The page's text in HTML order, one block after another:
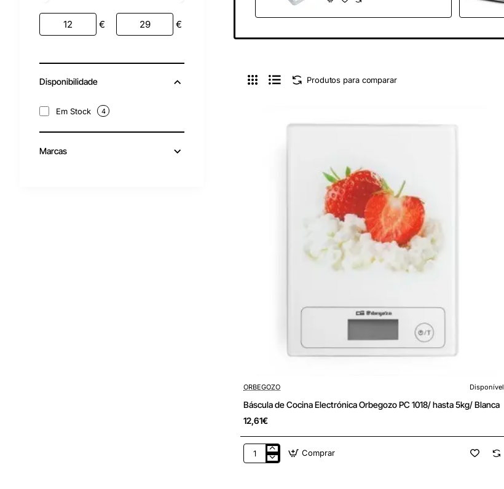
€ €
Disponibilidade
Em Stock 4
Marcas
Produtos para comparar
ORBEGOZO Disponível
Báscula de Cocina Electrónica Orbegozo PC 1018/ hasta 5kg/ Blanca
12,61€
Báscula
Comprar